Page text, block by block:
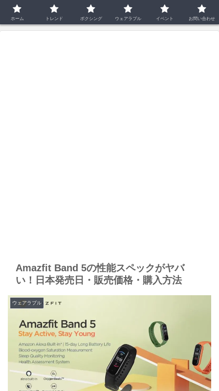
ウェアラブル
Amazfit Band 5の性能スペックがヤバ
い！日本発売日・販売価格・購入方法
ウェアラブル
ホーム トレンド ボクシング ウェアラブル イベント お問い合わせ